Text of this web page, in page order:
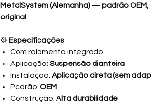
MetalSystem (Alemanha) — padrão
original
⚙️ Especificações
Com rolamento integrado
Aplicação: Suspensão dianteira
Instalação: Aplicação direta (sem
Padrão: OEM
Construção: Alta durabilidade